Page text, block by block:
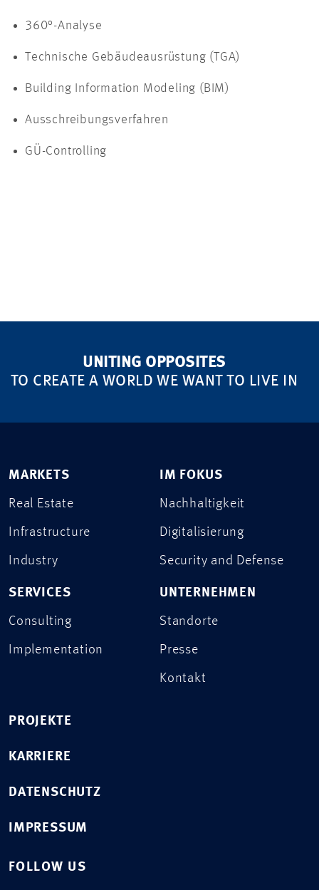
360°-Analyse
Technische Gebäudeausrüstung (TGA)
Building Information Modeling (BIM)
Ausschreibungsverfahren
GÜ-Controlling
UNITING OPPOSITES
TO CREATE A WORLD WE WANT TO LIVE IN
MARKETS
Real Estate
Infrastructure
Industry
SERVICES
Consulting
Implementation
IM FOKUS
Nachhaltigkeit
Digitalisierung
Security and Defense
UNTERNEHMEN
Standorte
Presse
Kontakt
PROJEKTE
KARRIERE
DATENSCHUTZ
IMPRESSUM
FOLLOW US